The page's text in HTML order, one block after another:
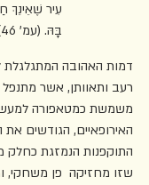
עִיר שֶׁאֵינֵךְ
בָּהּ. (עמ' 46)
דמות האהובה
רעב ותאוותן, אשר
משמשת כמטאפורה
האירופאיים, הגודשים
התוקפנות הנמזגת
שזו מחזיקה  פן משחקי,